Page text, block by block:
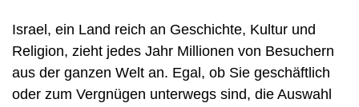
Israel, ein Land reich an Geschichte, Kultur und
Religion, zieht jedes Jahr Millionen von Besuchern
aus der ganzen Welt an. Egal, ob Sie geschäftlich
oder zum Vergnügen unterwegs sind, die Auswahl